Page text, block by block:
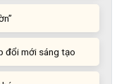
đổi mới sáng tạo